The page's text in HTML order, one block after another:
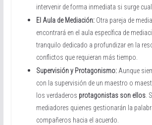
intervenir de forma inmediata si surge
El Aula de Mediación:Otra pareja de
encontrará en el aula específica de
tranquilo dedicado a profundizar en la
conflictos que requieran más tiempo.
Supervisión y Protagonismo:Aunque
con la supervisión de un maestro o
los verdaderos protagonistas son ellos.
mediadores quienes gestionarán la
compañeros hacia el acuerdo.